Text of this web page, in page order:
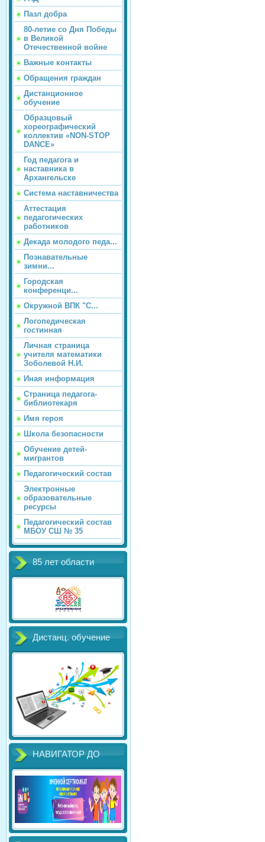
Пазл добра
80-летие со Дня Победы
в Великой
Отечественной войне
Важные контакты
Обращения граждан
Дистанционное
обучение
Образцовый
хореографический
коллектив «NON-STOP
DANCE»
Год педагога и
наставника в
Архангельске
Система наставничества
Аттестация
педагогических
работников
Декада молодого педа...
Познавательные
зимни...
Городская
конференци...
Окружной ВПК "С...
Логопедическая
гостинная
Личная страница
учителя математики
Зоболевой Н.И.
Иная информация
Страница педагога-
библиотекаря
Имя героя
Школа безопасности
Обучение детей-
мигрантов
Педагогический состав
Электронные
образовательные
ресурсы
Педагогический состав
МБОУ СШ № 35
85 лет области
Дистанц. обучение
НАВИГАТОР ДО